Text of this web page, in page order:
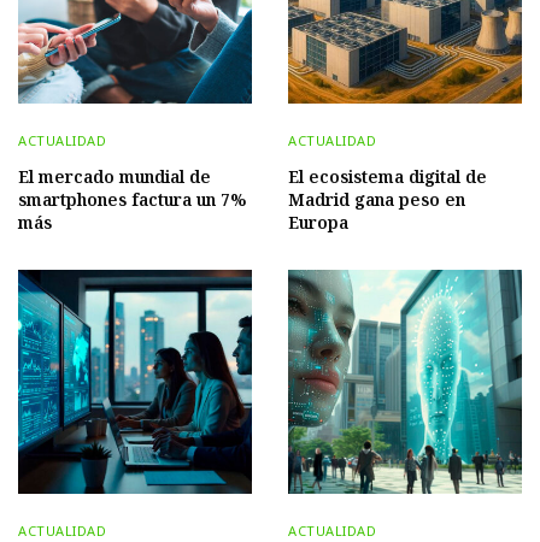
ACTUALIDAD
El mercado mundial de
smartphones factura un 7%
más
ACTUALIDAD
El ecosistema digital de
Madrid gana peso en
Europa
ACTUALIDAD ACTUALIDAD